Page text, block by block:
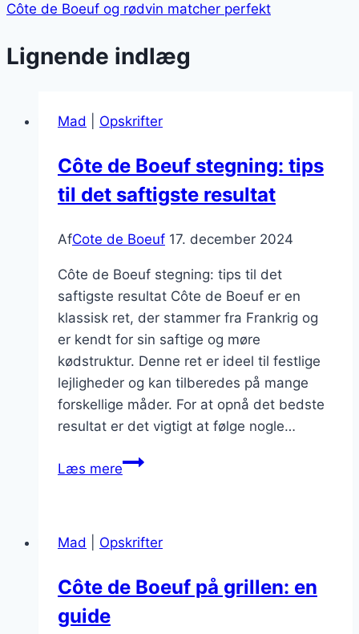
Côte de Boeuf og rødvin matcher perfekt
Lignende indlæg
Mad Opskrifter
Côte de Boeuf stegning: tips
til det saftigste resultat
AfCote de Boeuf 17. december 2024
Côte de Boeuf stegning: tips til det
saftigste resultat Côte de Boeuf er en
klassisk ret, der stammer fra Frankrig og
er kendt for sin saftige og møre
kødstruktur. Denne ret er ideel til festlige
lejligheder og kan tilberedes på mange
forskellige måder. For at opnå det bedste
resultat er det vigtigt at følge nogle…
Læs mereCôte
tips
det
Mad Opskrifter
Côte de Boeuf på grillen: en
guide